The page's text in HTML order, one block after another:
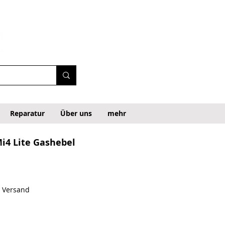
Reparatur Über uns mehr
Lite Gashebel
Versand